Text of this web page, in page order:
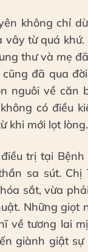
không chỉ
từ quá
thư và mẹ
đã qua
nguôi về căn
có điều
khi mới lọt lòng.
trị tại
sa sút. Chị
sắt, vừa
Những giọt
về tương lai
giành giật